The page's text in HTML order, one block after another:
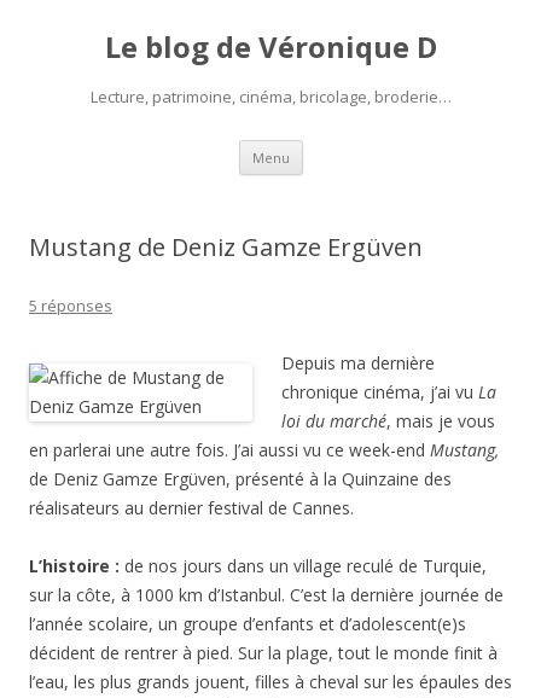
Le blog de Véronique D
Lecture, patrimoine, cinéma, bricolage, broderie…
Menu Aller
contenu
Mustang de Deniz Gamze Ergüven
5 réponses
Depuis ma dernière
chronique cinéma, j’ai vu La
loi du marché, mais je vous
en parlerai une autre fois. J’ai aussi vu ce week-end Mustang,
de Deniz Gamze Ergüven, présenté à la Quinzaine des
réalisateurs au dernier festival de Cannes.
L’histoire : de nos jours dans un village reculé de Turquie,
sur la côte, à 1000 km d’Istanbul. C’est la dernière journée de
l’année scolaire, un groupe d’enfants et d’adolescent(e)s
décident de rentrer à pied. Sur la plage, tout le monde finit à
l’eau, les plus grands jouent, filles à cheval sur les épaules des